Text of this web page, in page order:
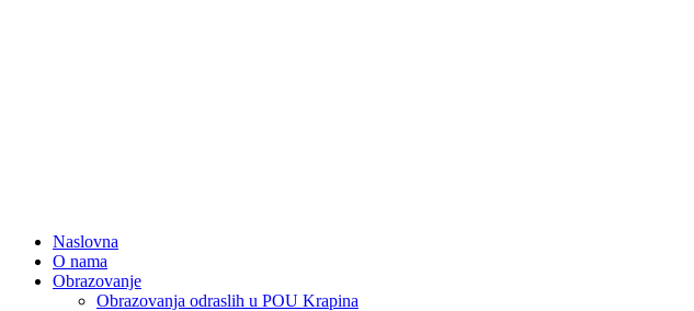
Naslovna
O nama
Obrazovanje
Obrazovanja odraslih u POU Krapina